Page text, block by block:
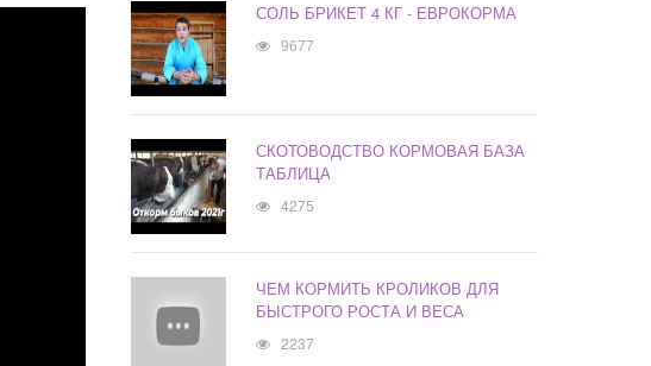
СОЛЬ БРИКЕТ 4 КГ - ЕВРОКОРМА
9677
СКОТОВОДСТВО КОРМОВАЯ БАЗА
ТАБЛИЦА
4275
ЧЕМ КОРМИТЬ КРОЛИКОВ ДЛЯ
БЫСТРОГО РОСТА И ВЕСА
2237